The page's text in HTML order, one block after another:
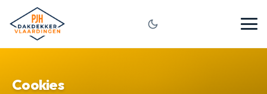
Cookies